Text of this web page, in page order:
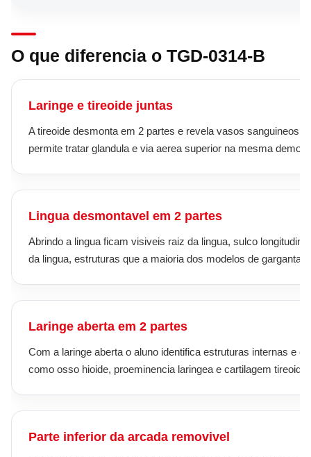
O que diferencia o TGD-0314-B
Laringe e tireoide juntas
A tireoide desmonta em 2 partes e revela vasos sanguineos,
permite tratar glandula e via aerea superior na mesma
Lingua desmontavel em 2 partes
Abrindo a lingua ficam visiveis raiz da lingua, sulco
da lingua, estruturas que a maioria dos modelos de garganta
Laringe aberta em 2 partes
Com a laringe aberta o aluno identifica estruturas internas e
como osso hioide, proeminencia laringea e cartilagem tireoide.
Parte inferior da arcada removivel